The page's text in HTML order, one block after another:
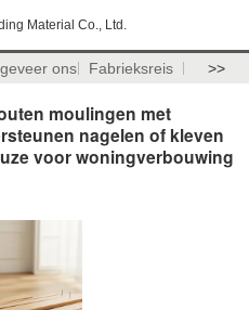
Material Co., Ltd.
ons Fabrieksreis >>
moulingen met
nagelen of kleven
voor woningverbouwing